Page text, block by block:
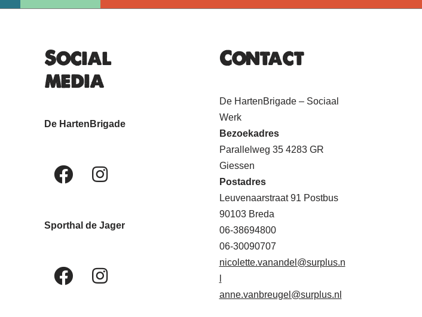
Social
media
De HartenBrigade
Sporthal de Jager
Contact
De HartenBrigade – Sociaal
Werk
Bezoekadres
Parallelweg 35 4283 GR
Giessen
Postadres
Leuvenaarstraat 91 Postbus
90103 Breda
06-38694800
06-30090707
nicolette.vanandel@surplus.n
anne.vanbreugel@surplus.nl